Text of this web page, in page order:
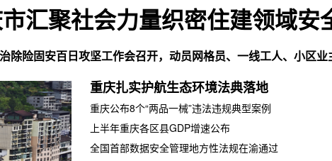
汇聚社会力量织密住建领域安
除险固安百日攻坚工作会召开，动员网格员、一线工人、小区业
重庆扎实护航生态环境法典落地
重庆公布8个“两品一械”违法违规典型案例
上半年重庆各区县GDP增速公布
全国首部数据安全管理地方性法规在渝通过